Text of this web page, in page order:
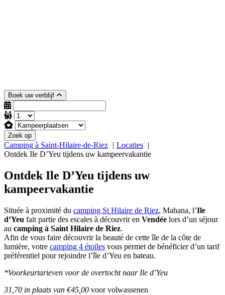
Boek uw verblijf
Zoek op
Camping à Saint-Hilaire-de-Riez
Locaties
Ontdek Ile D’Yeu tijdens uw kampeervakantie
Ontdek Ile D’Yeu tijdens uw
kampeervakantie
Située à proximité du camping St Hilaire de Riez, Mahana, l’Ile
d’Yeu fait partie des escales à découvrir en Vendée lors d’un séjour
au camping à Saint Hilaire de Riez.
Afin de vous faire découvrir la beauté de cette île de la côte de
lumière, votre camping 4 étoiles vous permet de bénéficier d’un tarif
préférentiel pour rejoindre l’île d’Yeu en bateau.
*Voorkeurtarieven voor de overtocht naar Ile d’Yeu
31,70 in plaats van €45,00 voor volwassenen